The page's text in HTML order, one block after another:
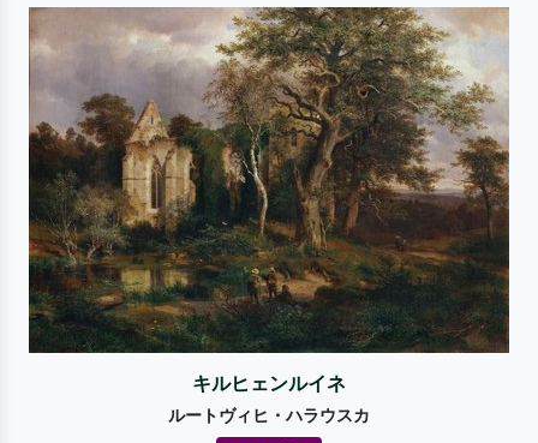
キルヒェンルイネ
ルートヴィヒ・ハラウスカ